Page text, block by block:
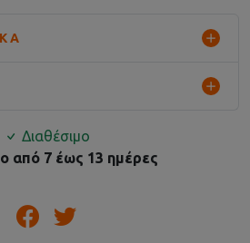
Διαθέσιμο
από 7 έως 13 ημέρες